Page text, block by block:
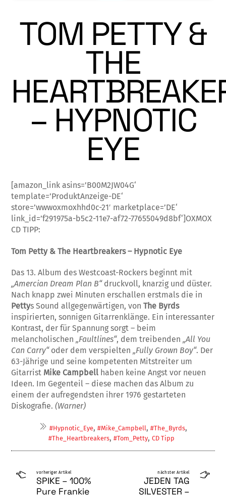
TOM PETTY &
THE
– HYPNOTIC
EYE
[amazon_link asins=’B00M2JW04G‘
template=’ProduktAnzeige-DE‘
store=’wwwoxmoxhhd0c-21′ marketplace=’DE‘
link_id=’f291975a-b5c2-11e7-af72-77655049d8bf‘]OXMOX
CD TIPP:
Tom Petty & The Heartbreakers – Hypnotic Eye
Das 13. Album des Westcoast-Rockers begin­nt mit
„Amercian Dream Plan B“druckvoll, knarzig und düster.
Nach knapp zwei Minu­ten erschallen erstmals die in
Pettys Sound allgegenwärtigen, vonThe Byrds
inspirier­ten, sonnigen Gitarrenklänge. Ein interessan­ter
Kontrast, der für Spannung sorgt – beim
melancholischen„Faultlines“, dem treiben­den„All You
Can Carry“oder dem verspiel­ten„Fully Grown Boy“. Der
63-Jährige und seine kompetenten Mitstreiter um
Gitarrist Mike Campbell haben keine Angst vor neu­en
Ideen. Im Gegenteil – diese machen das Album zu
einem der aufregendsten ihrer 1976 gestarteten
Diskografie.(Warner)
#Hypnotic_Eye, #Mike_Campbell, #The_Byrds,
#The_Heartbreakers, #Tom_Petty, CD Tipp
vorheriger Artikel
SPIKE – 100%
Pure Frankie
nächster Artikel
JEDEN TAG
SILVESTER –